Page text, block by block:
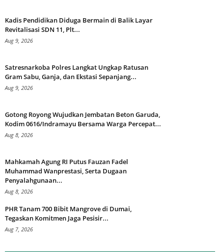
Kadis Pendidikan Diduga Bermain di Balik Layar
Revitalisasi SDN 11, Plt...
Aug 9, 2026
Satresnarkoba Polres Langkat Ungkap Ratusan
Gram Sabu, Ganja, dan Ekstasi Sepanjang...
Aug 9, 2026
Gotong Royong Wujudkan Jembatan Beton Garuda,
Kodim 0616/Indramayu Bersama Warga Percepat...
Aug 8, 2026
Mahkamah Agung RI Putus Fauzan Fadel
Muhammad Wanprestasi, Serta Dugaan
Penyalahgunaan...
Aug 8, 2026
PHR Tanam 700 Bibit Mangrove di Dumai,
Tegaskan Komitmen Jaga Pesisir...
Aug 7, 2026